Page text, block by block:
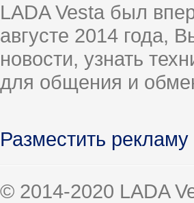
LADA Vesta был
августе 2014 года,
новости, узнать
для общения и
Разместить рекламу
© 2014-2020 LADA